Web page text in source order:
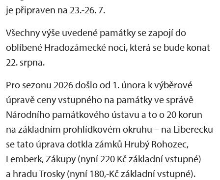
je připraven na 23.-26. 7.
Všechny výše uvedené památky se zapojí do
oblíbené Hradozámecké noci, která se bude konat
22. srpna.
Pro sezonu 2026 došlo od 1. února k výběrové
úpravě ceny vstupného na památky ve správě
Národního památkového ústavu a to o 20 korun
na základním prohlídkovém okruhu – na Liberecku
se tato úprava dotkla zámků Hrubý Rohozec,
Lemberk, Zákupy (nyní 220 Kč základní vstupné)
a hradu Trosky (nyní 180,-Kč základní vstupné).